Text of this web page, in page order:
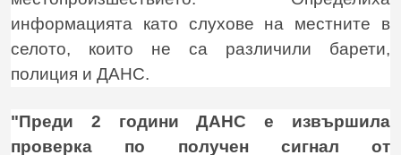
информацията като слухове на местните в
селото, които не са различили барети,
полиция и ДАНС.
"Преди 2 години ДАНС е извършила
проверка по получен сигнал от